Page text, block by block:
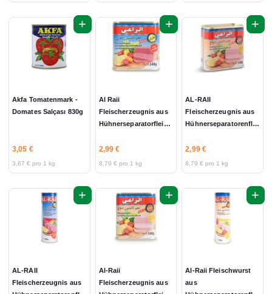
+
Akfa Tomatenmark -
Domates Salçası 830g
3,05 €
3,67 € pro 1 kg
+
Al Raii
Fleischerzeugnis aus
Hühnerseparatorfleisch
Tavuk ve Dana Etli
Konserve 340g
2,99 €
8,79 € pro 1 kg
+
AL-RAII
Fleischerzeugnis aus
Hühnerseparatorenfleisch
Tavuk Eti Aroması
340gr
2,99 €
8,79 € pro 1 kg
+
AL-RAII
Fleischerzeugnis aus
+
Al-Raii
Fleischerzeugnis aus
+
Al-Raii Fleischwurst
aus